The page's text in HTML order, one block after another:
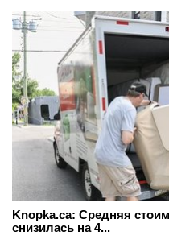
Knopka.ca: Средняя
снизилась на 4...